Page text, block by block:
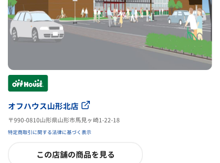
オフハウス山形北店
〒990-0810山形県山形市馬見ヶ崎1-22-18
特定商取引に関する法律に基づく表示
この店舗の商品を見る